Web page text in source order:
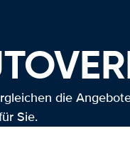
die
Sie.